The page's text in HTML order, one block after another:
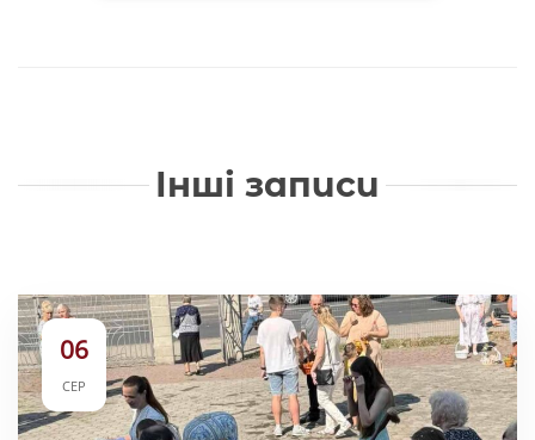
Інші записи
06
СЕР